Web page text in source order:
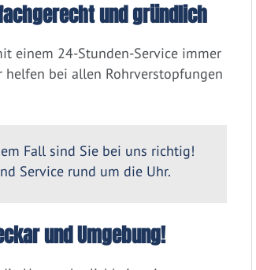
und gründlich
einem 24-Stunden-Service immer
helfen bei allen Rohrverstopfungen
Fall sind Sie bei uns richtig!
Service rund um die Uhr.
und Umgebung!